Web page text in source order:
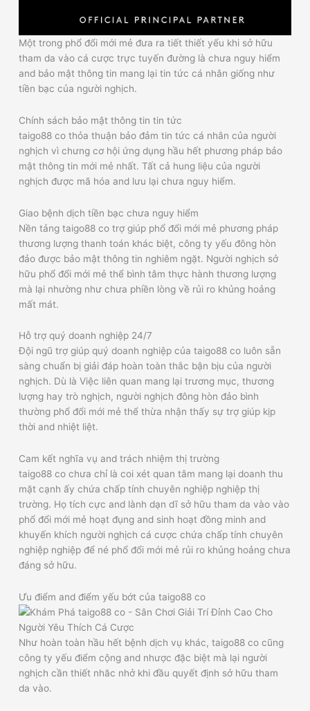
Một trong phổ đổi mới mẻ đưa ra tiết thiết yếu khi sở hữu
tham da vào cá cược trực tuyến đường là chưa nguy hiểm
and bảo mật thông tin mang lại tin tức cá nhân giống như
tiền bạc của người nghịch.
Chính sách bảo mật thông tin tin tức
taigo88 co thỏa thuận bảo đảm tin tức cá nhân của người
nghịch vì chưng cơ hội ứng dụng hầu hết phương pháp bảo
mật thông tin mới mẻ nhất. Tất cả hung liệu của người
nghịch được mã hóa and lưu lại chưa nguy hiểm.
Giao bệnh dịch tiền bạc chưa nguy hiểm
Nền tảng taigo88 co trợ giúp phổ đổi mới mẻ phương pháp
thương lượng thanh toán khác biệt, công ty yếu đông hòn
đảo được bảo mật thông tin nghiêm ngặt. Người nghịch sở
hữu phổ đổi mới mẻ thể bình tâm thực hành thương lượng
mà lại nhường như chưa phiền lòng về rủi ro khủng hoảng
mất mát.
Hỗ trợ quý doanh nghiệp 24/7
Đội ngũ trợ giúp quý doanh nghiệp của taigo88 co luôn sẵn
sàng chuẩn bị giải đáp hoàn toàn thắc bận bịu của người
nghịch. Dù là Việc liên quan mang lại trương mục, thương
lượng hay trò nghịch, người nghịch đông hòn đảo bình
thường phổ đổi mới mẻ thể thừa nhận thấy sự trợ giúp kịp
thời and nhiệt liệt.
Cam kết nghĩa vụ and trách nhiệm thị trường
taigo88 co chưa chỉ là coi xét quan tâm mang lại doanh thu
mặt cạnh ấy chứa chấp tính chuyên nghiệp nghiệp thị
trường. Họ tích cực and lành dạn dĩ sở hữu tham da vào vào
phổ đổi mới mẻ hoạt đụng and sinh hoạt đồng minh and
khuyến khích người nghịch cá cược chứa chấp tính chuyên
nghiệp nghiệp để né phổ đổi mới mẻ rủi ro khủng hoảng chưa
đáng sở hữu.
Ưu điểm and điểm yếu bớt của taigo88 co
Như hoàn toàn hầu hết bệnh dịch vụ khác, taigo88 co cũng
công ty yếu điểm cộng and nhược đặc biệt mà lại người
nghịch cần thiết nhăc nhở khi đầu quyết định sở hữu tham
da vào.